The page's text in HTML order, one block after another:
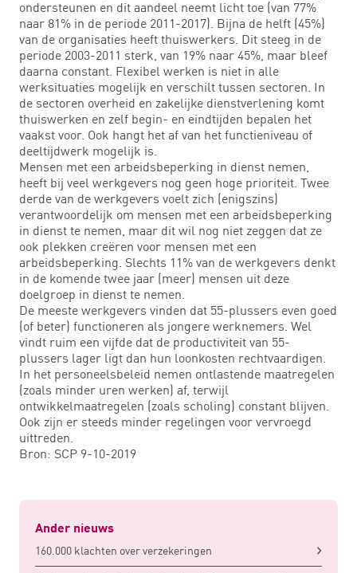
ondersteunen en dit aandeel neemt licht toe (van 77%
naar 81% in de periode 2011-2017). Bijna de helft (45%)
van de organisaties heeft thuiswerkers. Dit steeg in de
periode 2003-2011 sterk, van 19% naar 45%, maar bleef
daarna constant. Flexibel werken is niet in alle
werksituaties mogelijk en verschilt tussen sectoren. In
de sectoren overheid en zakelijke dienstverlening komt
thuiswerken en zelf begin- en eindtijden bepalen het
vaakst voor. Ook hangt het af van het functieniveau of
deeltijdwerk mogelijk is.
Mensen met een arbeidsbeperking in dienst nemen,
heeft bij veel werkgevers nog geen hoge prioriteit. Twee
derde van de werkgevers voelt zich (enigszins)
verantwoordelijk om mensen met een arbeidsbeperking
in dienst te nemen, maar dit wil nog niet zeggen dat ze
ook plekken creëren voor mensen met een
arbeidsbeperking. Slechts 11% van de werkgevers denkt
in de komende twee jaar (meer) mensen uit deze
doelgroep in dienst te nemen.
De meeste werkgevers vinden dat 55-plussers even goed
(of beter) functioneren als jongere werknemers. Wel
vindt ruim een vijfde dat de productiviteit van 55-
plussers lager ligt dan hun loonkosten rechtvaardigen.
In het personeelsbeleid nemen ontlastende maatregelen
(zoals minder uren werken) af, terwijl
ontwikkelmaatregelen (zoals scholing) constant blijven.
Ook zijn er steeds minder regelingen voor vervroegd
uittreden.
Bron: SCP 9-10-2019
Ander nieuws
160.000 klachten over verzekeringen